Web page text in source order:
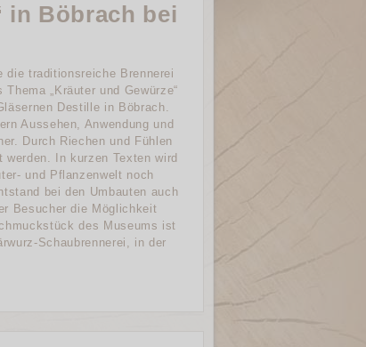
in Böbrach bei
traditionsreiche Brennerei
„Kräuter und Gewürze“
Destille in Böbrach.
Aussehen, Anwendung und
Durch Riechen und Fühlen
In kurzen Texten wird
und Pflanzenwelt noch
bei den Umbauten auch
Besucher die Möglichkeit
des Museums ist
Schaubrennerei, in der